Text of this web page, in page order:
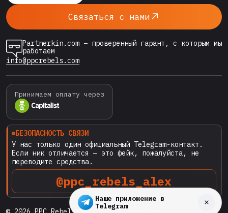
Связаться с нами
Partnerkin.com – проверенный гарант, с которым мы
работаем
info@ppcrebels.com
Принимаем оплату через
БЕЗОПАСНОСТЬ СВЯЗИ
У нас только один официальный Telegram-контакт.
Если ник отличается — это фейк, пожалуйста, не
переводите средства.
@ppc_rebels_alex
Наше приложение в
Telegram